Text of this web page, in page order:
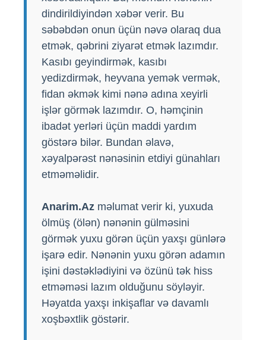
dindirildiyindən xəbər verir. Bu
səbəbdən onun üçün nəvə olaraq dua
etmək, qəbrini ziyarət etmək lazımdır.
Kasıbı geyindirmək, kasıbı
yedizdirmək, heyvana yemək vermək,
fidan əkmək kimi nənə adına xeyirli
işlər görmək lazımdır. O, həmçinin
ibadət yerləri üçün maddi yardım
göstərə bilər. Bundan əlavə,
xəyalpərəst nənəsinin etdiyi günahları
etməməlidir.
Anarim.Az məlumat verir ki, yuxuda
ölmüş (ölən) nənənin gülməsini
görmək yuxu görən üçün yaxşı günlərə
işarə edir. Nənənin yuxu görən adamın
işini dəstəklədiyini və özünü tək hiss
etməməsi lazım olduğunu söyləyir.
Həyatda yaxşı inkişaflar və davamlı
xoşbəxtlik göstərir.